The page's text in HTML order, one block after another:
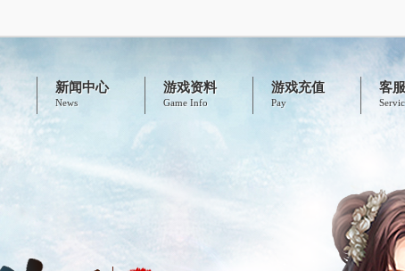
新闻中心
News
游戏资料
Game Info
游戏充值
Pay
客